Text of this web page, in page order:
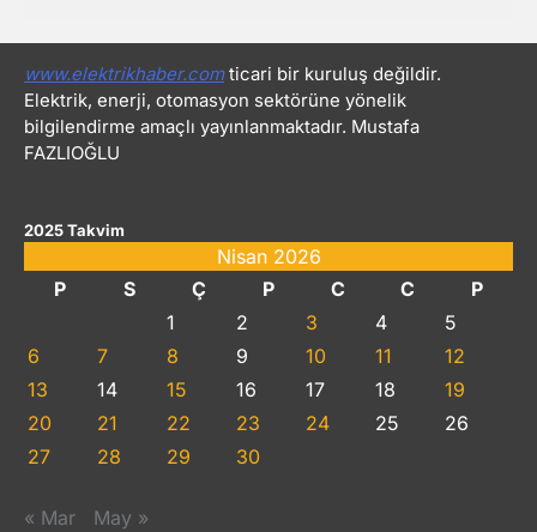
www.elektrikhaber.comticari bir kuruluş değildir.
Elektrik, enerji, otomasyon sektörüne yönelik
bilgilendirme amaçlı yayınlanmaktadır. Mustafa
FAZLIOĞLU
2025 Takvim
Nisan 2026
P
S Ç P C C
P
1
2 3 4
5
6
7 8 9 10 11
12
13
14 15 16 17 18
19
20
21 22 23 24 25
26
27
28 29 30
« Mar May »